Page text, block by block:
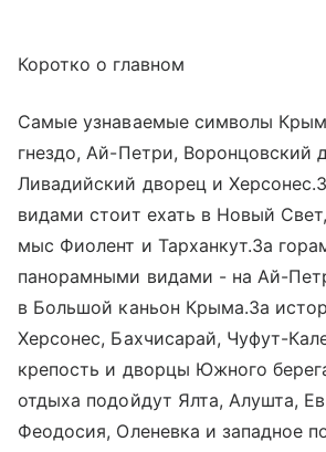
Коротко о главном
Самые узнаваемые символы
гнездо, Ай-Петри, Воронцовский
Ливадийский дворец и
видами стоит ехать в Новый
мыс Фиолент и Тарханкут.За
панорамными видами - на Ай-
в Большой каньон Крыма.За
Херсонес, Бахчисарай, Чуфут-
крепость и дворцы Южного
отдыха подойдут Ялта, Алушта,
Феодосия, Оленевка и западное